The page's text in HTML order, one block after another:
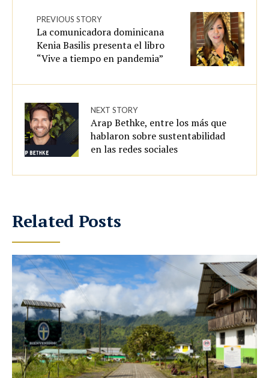
PREVIOUS STORY
La comunicadora dominicana
Kenia Basilis presenta el libro
“Vive a tiempo en pandemia”
NEXT STORY
Arap Bethke, entre los más que
hablaron sobre sustentabilidad
en las redes sociales
Related Posts